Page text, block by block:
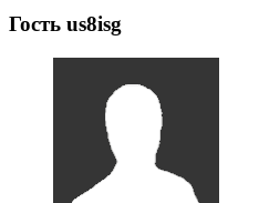
Гость us8isg